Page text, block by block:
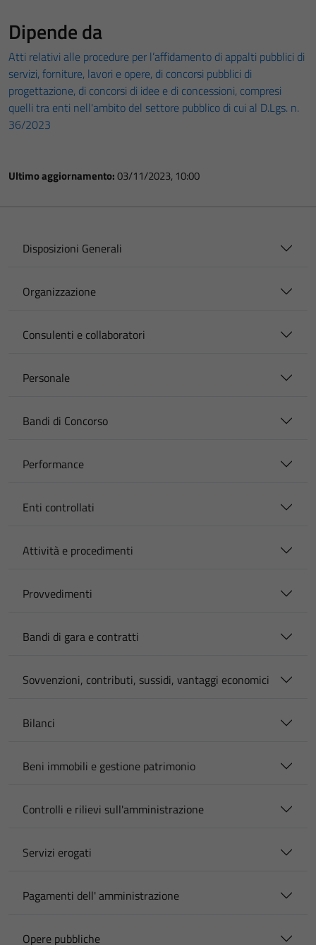
Dipende da
Atti relativi alle procedure per l’affidamento di appalti pubblici di
servizi, forniture, lavori e opere, di concorsi pubblici di
progettazione, di concorsi di idee e di concessioni, compresi
quelli tra enti nell'ambito del settore pubblico di cui al D.Lgs. n.
36/2023
Ultimo aggiornamento:03/11/2023, 10:00
Disposizioni Generali
Organizzazione
Consulenti e collaboratori
Personale
Bandi di Concorso
Performance
Enti controllati
Attività e procedimenti
Provvedimenti
Bandi di gara e contratti
Sovvenzioni, contributi, sussidi, vantaggi economici
Bilanci
Beni immobili e gestione patrimonio
Controlli e rilievi sull'amministrazione
Servizi erogati
Pagamenti dell' amministrazione
Opere pubbliche